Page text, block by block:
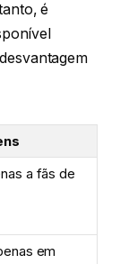
é
a fãs de
em